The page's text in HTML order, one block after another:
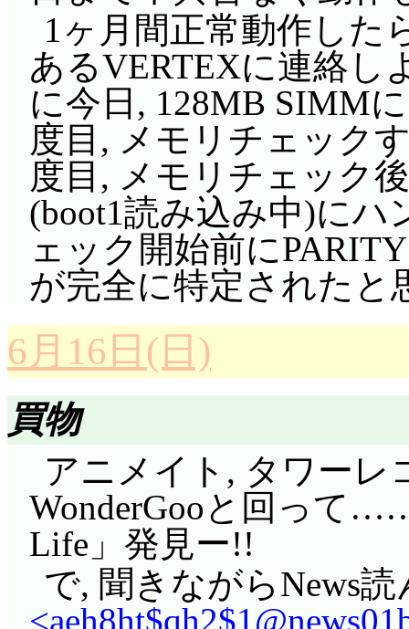
か?
ロイヤルパトレーヌ
なかったっけ? 以前,
気になったけど, これ
で無理矢理納得した
はづき・あいこ・お
使い切っている。……
は3回(ロイヤルシー
いる! これは一体どう
結局のところ, 国王
にハナちゃんを使お
が……ハナちゃんでな
オジジーデ, オヤジー
ハナちゃん以外の魔
考えられるが, だった
りないじゃないか。
んだよ。
いません(違)? ズレ具
先々代女王は猫を追
すか(だから違) 子供は
無償の愛……どれみ達
て既に理想的な母親
ジでも, 母親としてあ
げたんだ。ところで,
は無償の愛が必要」っ
そして, 水晶玉を与
どれみ達は魔女とな
トレーヌになる必要
は, 次シリーズと同様
観ているものですか
クだけ修正ミスがあ
トレーヌの決めポー
な。あの表情にあの
せられたか, ラブシュ
る……先々代女王の目
花を渡すまいと, 先
結界を施す。結界を
かない。しかし, 呪い
は, 呪いによる1000年
れみ達は最初からそ
いを受けることでハ
ところであると。水
結界を破る4人。あい
きが崩れ落ち……最後
意識の中でラブシュ
た。
呪いの森は去り, 後
み達。危篤状態にま
達の愛情を受けたラ
1ヶ月間正常動作した
あるVERTEXに連絡し
に今日, 128MB SIMM
度目, メモリチェック
度目, メモリチェック
(boot1読み込み中)に
ェック開始前に
が完全に特定されたと
6月16日(日)
買物
アニメイト, タワーレ
WonderGooと回って
Life」発見ー!!
で, 聞きながらNews